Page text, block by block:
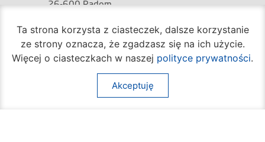
26-600 Radom
(+48) 362 04 24 bom@umradom.pl
Godziny pracy:
Biuro Obsługi Mieszkańca
Ta strona korzysta z ciasteczek, dalsze korzystanie
ze strony oznacza, że zgadzasz się na ich użycie.
Więcej o ciasteczkach w naszej polityce prywatności.
Akceptuję